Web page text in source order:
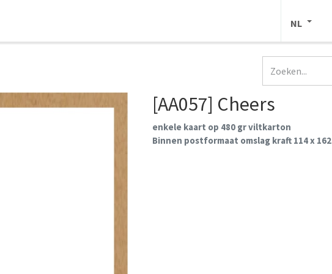
NL
[AA057] Cheers
enkele kaart op 480 gr viltkarton
Binnen postformaat omslag kraft 114 x 162